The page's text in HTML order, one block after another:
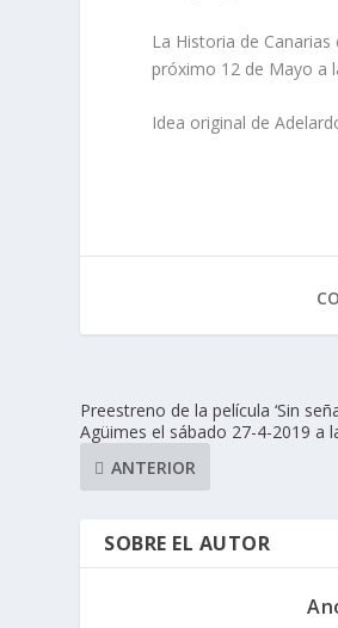
La Historia de
próximo 12 de Mayo a
Idea original de
Preestreno de la película ‘Sin
Agüimes el sábado 27-4-2019 a
ANTERIOR
SOBRE EL AUTOR